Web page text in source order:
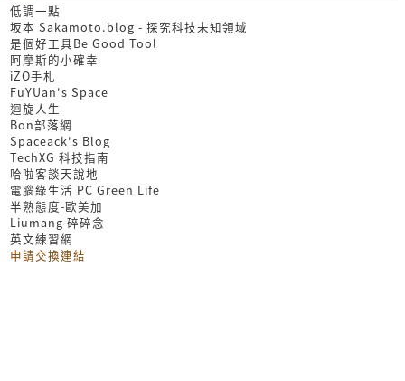
低調一點
坂本 Sakamoto.blog - 探究科技未知領域
是個好工具Be Good Tool
阿摩斯的小確幸
iZO手札
FuYUan's Space
迴旋人生
Bon部落網
Spaceack's Blog
TechXG 科技指南
哈啦客談天說地
電腦綠生活 PC Green Life
半熟態度-歐美加
Liumang 碎碎念
英文練習網
申請交換連結